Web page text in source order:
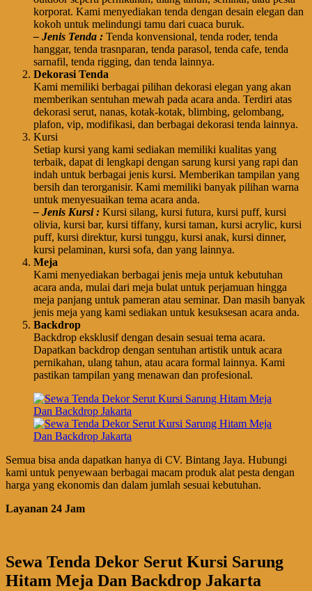
korporat. Kami menyediakan tenda dengan desain elegan dan
kokoh untuk melindungi tamu dari cuaca buruk.
– Jenis Tenda : Tenda konvensional, tenda roder, tenda
hanggar, tenda trasnparan, tenda parasol, tenda cafe, tenda
sarnafil, tenda rigging, dan tenda lainnya.
Dekorasi Tenda
Kami memiliki berbagai pilihan dekorasi elegan yang akan
memberikan sentuhan mewah pada acara anda. Terdiri atas
dekorasi serut, nanas, kotak-kotak, blimbing, gelombang,
plafon, vip, modifikasi, dan berbagai dekorasi tenda lainnya.
Kursi
Setiap kursi yang kami sediakan memiliki kualitas yang
terbaik, dapat di lengkapi dengan sarung kursi yang rapi dan
indah untuk berbagai jenis kursi. Memberikan tampilan yang
bersih dan terorganisir. Kami memiliki banyak pilihan warna
untuk menyesuaikan tema acara anda.
– Jenis Kursi : Kursi silang, kursi futura, kursi puff, kursi
olivia, kursi bar, kursi tiffany, kursi taman, kursi acrylic, kursi
puff, kursi direktur, kursi tunggu, kursi anak, kursi dinner,
kursi pelaminan, kursi sofa, dan yang lainnya.
Meja
Kami menyediakan berbagai jenis meja untuk kebutuhan
acara anda, mulai dari meja bulat untuk perjamuan hingga
meja panjang untuk pameran atau seminar. Dan masih banyak
jenis meja yang kami sediakan untuk kesuksesan acara anda.
Backdrop
Backdrop eksklusif dengan desain sesuai tema acara.
Dapatkan backdrop dengan sentuhan artistik untuk acara
pernikahan, ulang tahun, atau acara formal lainnya. Kami
pastikan tampilan yang menawan dan profesional.
Semua bisa anda dapatkan hanya di CV. Bintang Jaya. Hubungi
kami untuk penyewaan berbagai macam produk alat pesta dengan
harga yang ekonomis dan dalam jumlah sesuai kebutuhan.
Layanan 24 Jam
Sewa Tenda Dekor Serut Kursi Sarung
Hitam Meja Dan Backdrop Jakarta